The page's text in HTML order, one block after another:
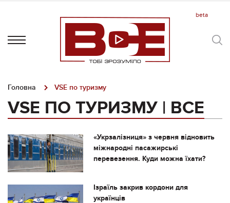
Головна VSE по туризму
VSE ПО ТУРИЗМУ | ВСЕ
«Укрзалізниця» з червня відновить
міжнародні пасажирські
перевезення. Куди можна їхати?
Ізраїль закрив кордони для
українців